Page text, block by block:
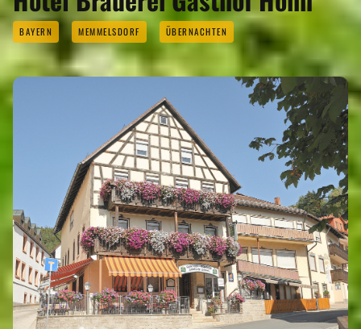
REGIONEN
ORTE
EVENTS
REISEFÜHRER
REISEMAGAZINE
THEMEN
BAYERN MEMMELSDORF ÜBERNACHTEN